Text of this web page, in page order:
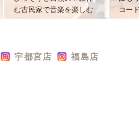
む古民家で音楽を楽しむ
コー
宇都宮店 福島店